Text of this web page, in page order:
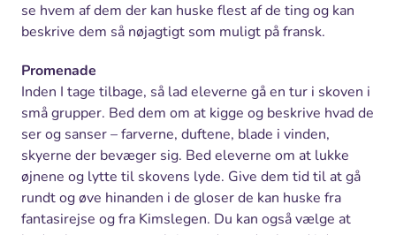
se hvem af dem der kan huske flest af de ting og kan
beskrive dem så nøjagtigt som muligt på fransk.
Promenade
Inden I tage tilbage, så lad eleverne gå en tur i skoven i
små grupper. Bed dem om at kigge og beskrive hvad de
ser og sanser – farverne, duftene, blade i vinden,
skyerne der bevæger sig. Bed eleverne om at lukke
øjnene og lytte til skovens lyde. Give dem tid til at gå
rundt og øve hinanden i de gloser de kan huske fra
fantasirejse og fra Kimslegen. Du kan også vælge at